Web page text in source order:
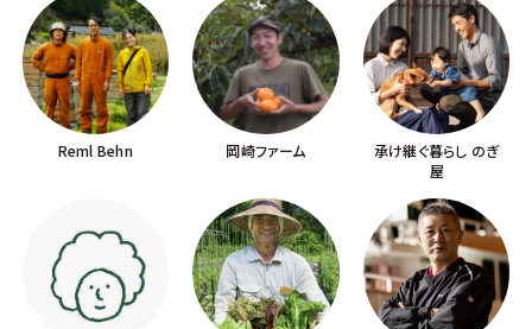
Reml Behn 岡崎ファーム
承け継ぐ暮らし のぎ
屋